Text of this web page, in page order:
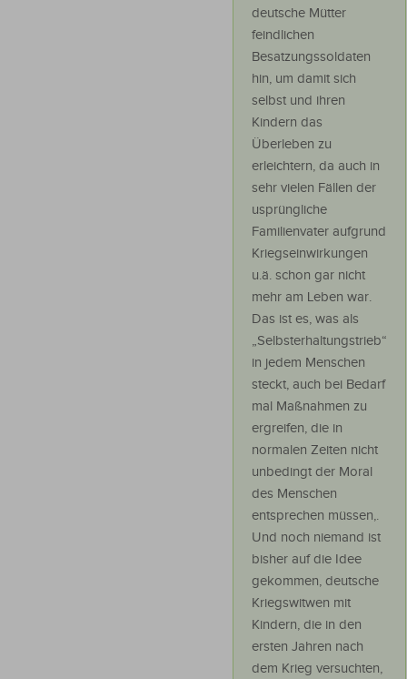
deutsche Mütter
feindlichen
Besatzungssoldaten
hin, um damit sich
selbst und ihren
Kindern das
Überleben zu
erleichtern, da auch in
sehr vielen Fällen der
usprüngliche
Familienvater aufgrund
Kriegseinwirkungen
u.ä. schon gar nicht
mehr am Leben war.
Das ist es, was als
„Selbsterhaltungstrieb“
in jedem Menschen
steckt, auch bei Bedarf
mal Maßnahmen zu
ergreifen, die in
normalen Zeiten nicht
unbedingt der Moral
des Menschen
entsprechen müssen,.
Und noch niemand ist
bisher auf die Idee
gekommen, deutsche
Kriegswitwen mit
Kindern, die in den
ersten Jahren nach
dem Krieg versuchten,